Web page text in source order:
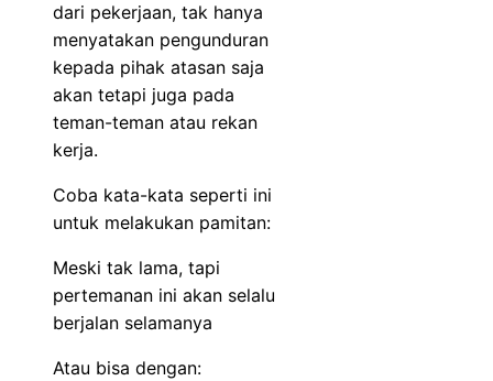
dari pekerjaan, tak hanya
menyatakan pengunduran
kepada pihak atasan saja
akan tetapi juga pada
teman-teman atau rekan
kerja.
Coba kata-kata seperti ini
untuk melakukan pamitan:
Meski tak lama, tapi
pertemanan ini akan selalu
berjalan selamanya
Atau bisa dengan: